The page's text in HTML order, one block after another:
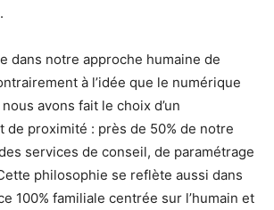
dans notre approche humaine de
à l’idée que le numérique
avons fait le choix d’un
de proximité : près de 50% de notre
services de conseil, de paramétrage
philosophie se reflète aussi dans
100% familiale centrée sur l’humain et